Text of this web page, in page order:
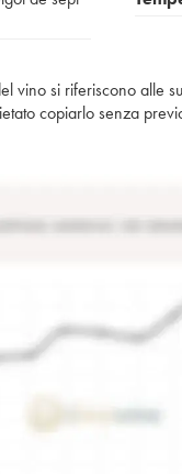
vino si riferiscono alle
copiarlo senza